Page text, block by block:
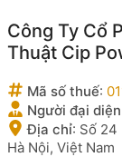
Công Ty Cổ
Thuật Cip
Mã số thuế:
Người đại diện
Địa chỉ: Số 24
Hà Nội, Việt Nam